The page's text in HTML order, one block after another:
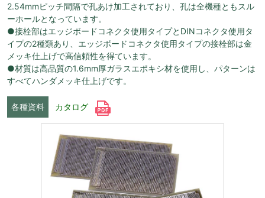
2.54mmピッチ間隔で孔あけ加工されており、孔は全機種ともスル
ーホールとなっています。
●接栓部はエッジボードコネクタ使用タイプとDINコネクタ使用タ
イプの2種類あり、エッジボードコネクタ使用タイプの接栓部は金
メッキ仕上げで高信頼性を得ています。
●材質は高品質の1.6mm厚ガラスエポキシ材を使用し、パターンは
すべてハンダメッキ仕上げです。
各種資料 カタログ